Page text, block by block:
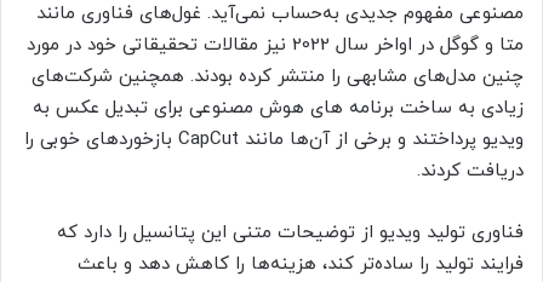
مصنوعی مفهوم جدیدی به‌حساب نمی‌آید. غول‌های فناوری مانند
متا و گوگل در اواخر سال 2022 نیز مقالات تحقیقاتی خود در مورد
چنین مدل‌های مشابهی را منتشر کرده بودند. همچنین شرکت‌های
زیادی به ساخت برنامه های هوش مصنوعی برای تبدیل عکس به
ویدیو پرداختند و برخی از آن‌ها مانند CapCut بازخوردهای خوبی را
دریافت کردند.
فناوری تولید ویدیو از توضیحات متنی این پتانسیل را دارد که
فرایند تولید را ساده‌تر کند، هزینه‌ها را کاهش دهد و باعث